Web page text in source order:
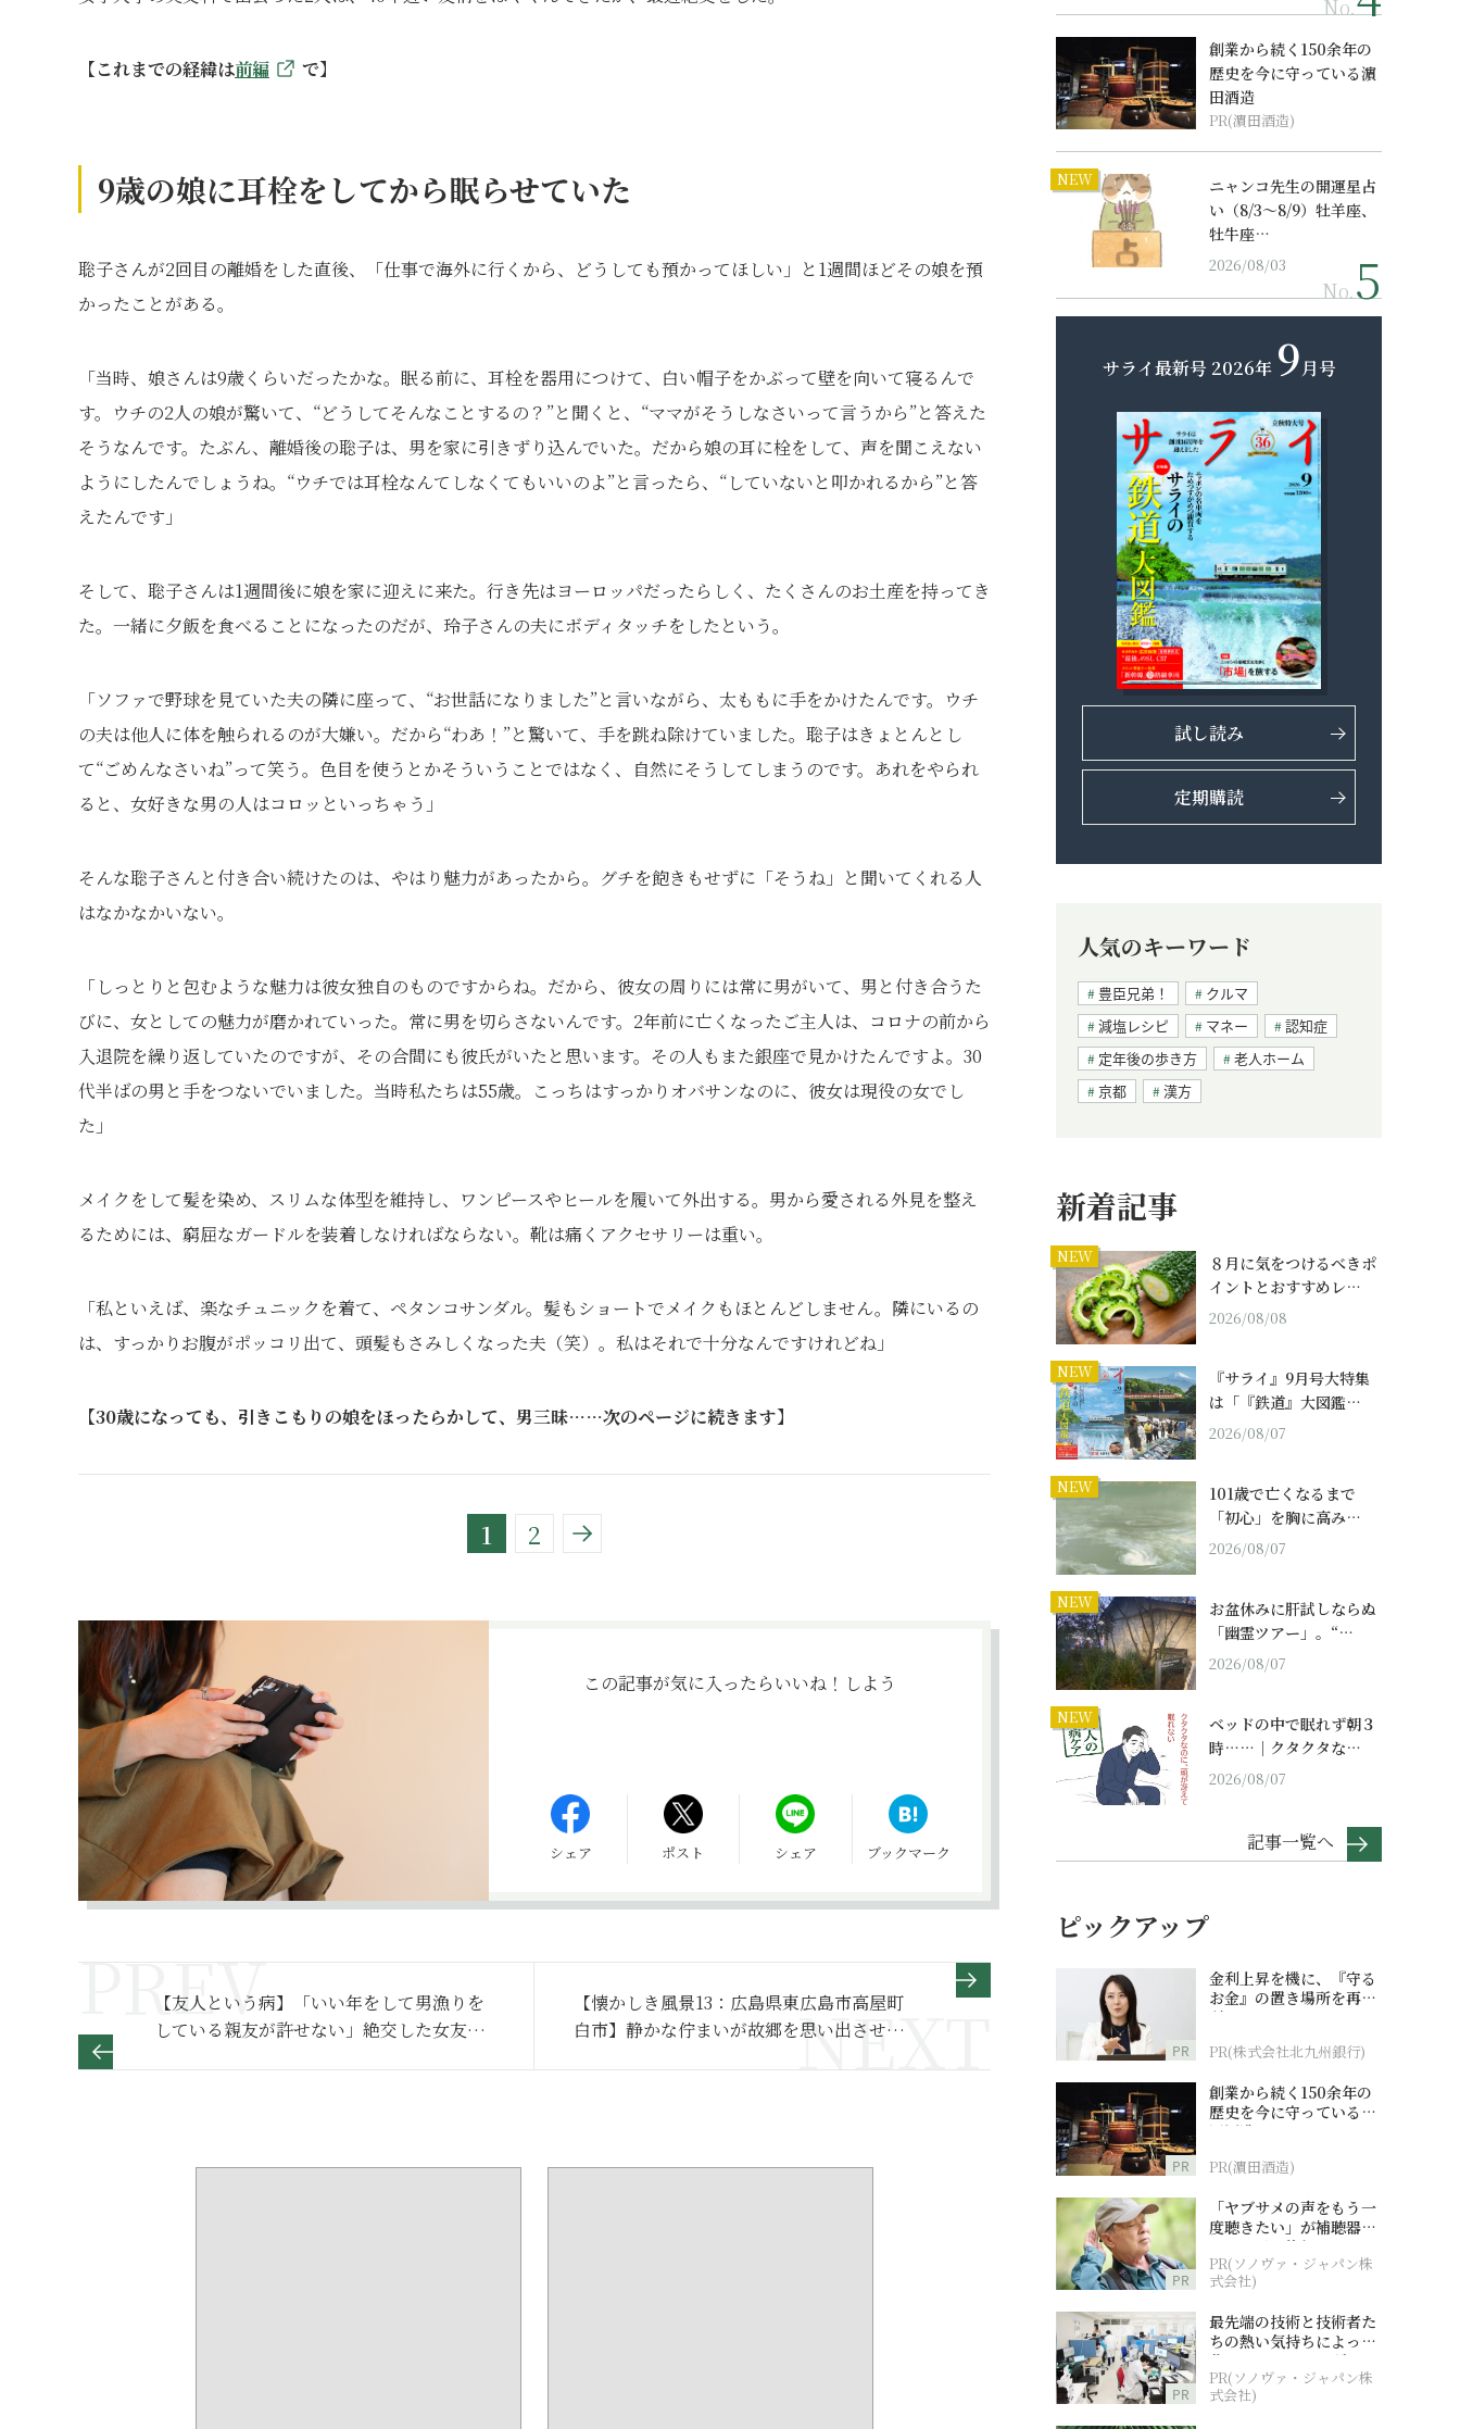
【これまでの経緯は前編 で】
9歳の娘に耳栓をしてから眠らせていた
聡子さんが2回目の離婚をした直後、「仕事で海外に行くから、どうしても預かってほしい」と1週間ほどその娘を預
かったことがある。
「当時、娘さんは9歳くらいだったかな。眠る前に、耳栓を器用につけて、白い帽子をかぶって壁を向いて寝るんで
す。ウチの2人の娘が驚いて、“どうしてそんなことするの？”と聞くと、“ママがそうしなさいって言うから”と答えた
そうなんです。たぶん、離婚後の聡子は、男を家に引きずり込んでいた。だから娘の耳に栓をして、声を聞こえない
ようにしたんでしょうね。“ウチでは耳栓なんてしなくてもいいのよ”と言ったら、“していないと叩かれるから”と答
えたんです」
そして、聡子さんは1週間後に娘を家に迎えに来た。行き先はヨーロッパだったらしく、たくさんのお土産を持ってき
た。一緒に夕飯を食べることになったのだが、玲子さんの夫にボディタッチをしたという。
「ソファで野球を見ていた夫の隣に座って、“お世話になりました”と言いながら、太ももに手をかけたんです。ウチ
の夫は他人に体を触られるのが大嫌い。だから“わあ！”と驚いて、手を跳ね除けていました。聡子はきょとんとし
て“ごめんなさいね”って笑う。色目を使うとかそういうことではなく、自然にそうしてしまうのです。あれをやられ
ると、女好きな男の人はコロッといっちゃう」
そんな聡子さんと付き合い続けたのは、やはり魅力があったから。グチを飽きもせずに「そうね」と聞いてくれる人
はなかなかいない。
「しっとりと包むような魅力は彼女独自のものですからね。だから、彼女の周りには常に男がいて、男と付き合うた
びに、女としての魅力が磨かれていった。常に男を切らさないんです。2年前に亡くなったご主人は、コロナの前から
入退院を繰り返していたのですが、その合間にも彼氏がいたと思います。その人もまた銀座で見かけたんですよ。30
代半ばの男と手をつないでいました。当時私たちは55歳。こっちはすっかりオバサンなのに、彼女は現役の女でし
た」
メイクをして髪を染め、スリムな体型を維持し、ワンピースやヒールを履いて外出する。男から愛される外見を整え
るためには、窮屈なガードルを装着しなければならない。靴は痛くアクセサリーは重い。
「私といえば、楽なチュニックを着て、ペタンコサンダル。髪もショートでメイクもほとんどしません。隣にいるの
は、すっかりお腹がポッコリ出て、頭髪もさみしくなった夫（笑）。私はそれで十分なんですけれどね」
【30歳になっても、引きこもりの娘をほったらかして、男三昧……次のページに続きます】
1 2
この記事が気に入ったらいいね！しよう
シェア ポスト シェア ブックマーク
【友人という病】「いい年をして男漁りを
している親友が許せない」絶交した女友達
【懐かしき風景13：広島県東広島市高屋町
白市】静かな佇まいが故郷を思い出させて
No.
創業から続く150余年の
歴史を今に守っている濵
田酒造
PR(濵田酒造)
NEW
ニャンコ先生の開運星占
い（8/3～8/9）牡羊座、
牡牛座…
2026/08/03
No.
サライ最新号 2026年 9月号
試し読み
定期購読
人気のキーワード
豊臣兄弟！
クルマ
減塩レシピ
マネー
認知症
定年後の歩き方
老人ホーム
京都
漢方
新着記事
NEW
８月に気をつけるべきポ
イントとおすすめレ…
2026/08/08
NEW
『サライ』9月号大特集
は「『鉄道』大図鑑…
2026/08/07
NEW
101歳で亡くなるまで
「初心」を胸に高み…
2026/08/07
NEW
お盆休みに肝試しならぬ
「幽霊ツアー」。“…
2026/08/07
NEW
ベッドの中で眠れず朝３
時……｜クタクタな…
2026/08/07
記事一覧へ
ピックアップ
PR
金利上昇を機に、『守る
お金』の置き場所を再検
討
PR(株式会社北九州銀行)
PR
創業から続く150余年の
歴史を今に守っている濵
田酒造
PR(濵田酒造)
PR
「ヤブサメの声をもう一
度聴きたい」が補聴器チ
ャレンジの後押しに
PR(ソノヴァ・ジャパン株
式会社)
PR
最先端の技術と技術者た
ちの熱い気持ちによって
作られているオーダーメ
イド補聴器
PR(ソノヴァ・ジャパン株
式会社)